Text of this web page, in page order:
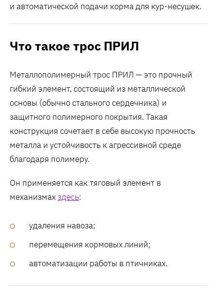
и автоматической подачи корма для кур-несушек.
Что такое трос ПРИЛ
Металлополимерный трос ПРИЛ — это прочный
гибкий элемент, состоящий из металлической
основы (обычно стального сердечника) и
защитного полимерного покрытия. Такая
конструкция сочетает в себе высокую прочность
металла и устойчивость к агрессивной среде
благодаря полимеру.
Он применяется как тяговый элемент в
механизмахздесь:
удаления навоза;
перемещения кормовых линий;
автоматизации работы в птичниках.